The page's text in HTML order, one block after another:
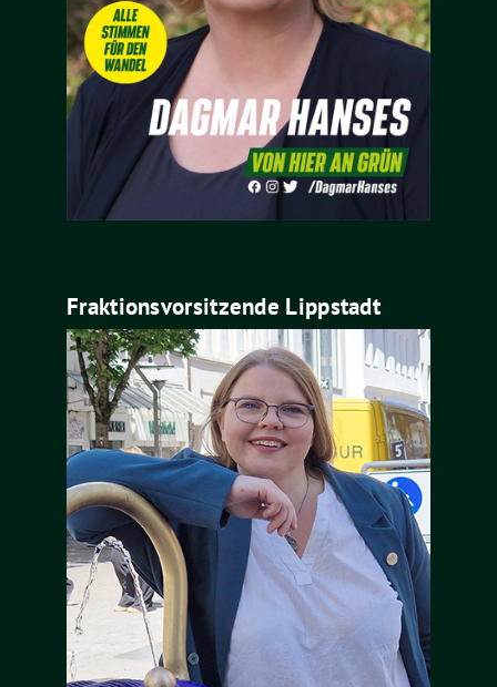
Fraktionsvorsitzende Lippstadt